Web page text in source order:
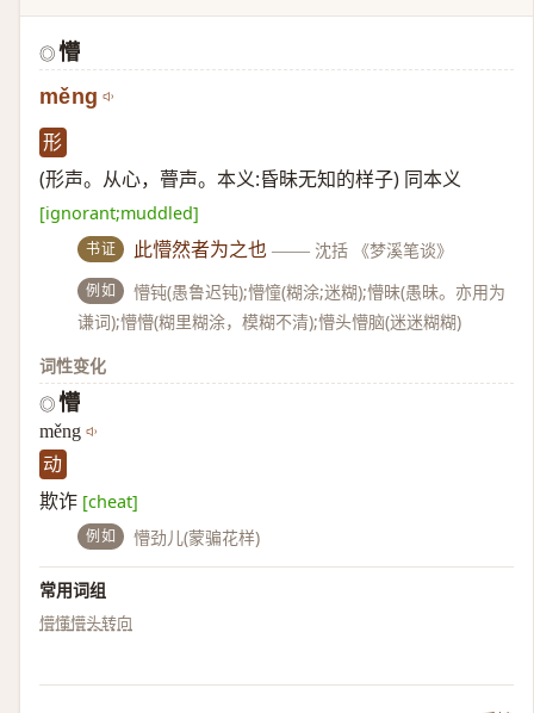
◎ 懵
měng
形
(形声。从心，瞢声。本义:昏昧无知的样子) 同本义
[ignorant;muddled]
书证 此懵然者为之也 —— 沈括 《梦溪笔谈》
例如
懵钝(愚鲁迟钝);懵憧(糊涂;迷糊);懵昧(愚昧。亦用为
谦词);懵懵(糊里糊涂，模糊不清);懵头懵脑(迷迷糊糊)
词性变化
◎ 懵
měng
动
欺诈 [cheat]
例如 懵劲儿(蒙骗花样)
常用词组
懵懂懵头转向